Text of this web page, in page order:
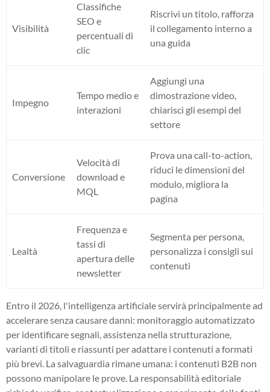
Visibilità
Classifiche
SEO e
percentuali di
clic
Riscrivi un titolo, rafforza
il collegamento interno a
una guida
Impegno
Tempo medio e
interazioni
Aggiungi una
dimostrazione video,
chiarisci gli esempi del
settore
Conversione
Velocità di
download e
MQL
Prova una call-to-action,
riduci le dimensioni del
modulo, migliora la
pagina
Lealtà
Frequenza e
tassi di
apertura delle
newsletter
Segmenta per persona,
personalizza i consigli sui
contenuti
Entro il 2026, l'intelligenza artificiale servirà principalmente ad
accelerare senza causare danni: monitoraggio automatizzato
per identificare segnali, assistenza nella strutturazione,
varianti di titoli e riassunti per adattare i contenuti a formati
più brevi. La salvaguardia rimane umana: i contenuti B2B non
possono manipolare le prove. La responsabilità editoriale